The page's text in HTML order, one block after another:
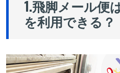
1.飛脚メール便
を利用できる？